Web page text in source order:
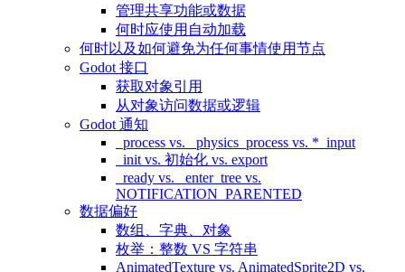
管理共享功能或数据
何时应使用自动加载
何时以及如何避免为任何事情使用节点
Godot 接口
获取对象引用
从对象访问数据或逻辑
Godot 通知
_process vs. _physics_process vs. *_input
_init vs. 初始化 vs. export
_ready vs. _enter_tree vs.
NOTIFICATION_PARENTED
数据偏好
数组、字典、对象
枚举：整数 VS 字符串
AnimatedTexture vs. AnimatedSprite2D vs.